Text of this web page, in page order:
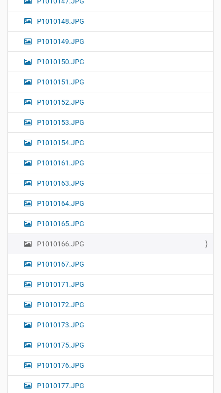
P1010148.JPG
P1010149.JPG
P1010150.JPG
P1010151.JPG
P1010152.JPG
P1010153.JPG
P1010154.JPG
P1010161.JPG
P1010163.JPG
P1010164.JPG
P1010165.JPG
P1010166.JPG
P1010167.JPG
P1010171.JPG
P1010172.JPG
P1010173.JPG
P1010175.JPG
P1010176.JPG
P1010177.JPG